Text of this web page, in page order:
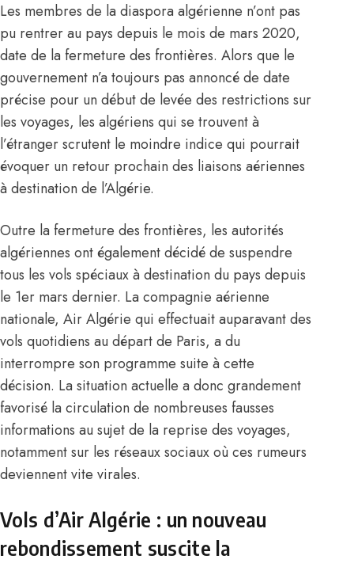
Les membres de la diaspora algérienne n’ont pas
pu rentrer au pays depuis le mois de mars 2020,
date de la fermeture des frontières. Alors que le
gouvernement n’a toujours pas annoncé de date
précise pour un début de levée des restrictions sur
les voyages, les algériens qui se trouvent à
l’étranger scrutent le moindre indice qui pourrait
évoquer un retour prochain des liaisons aériennes
à destination de l’Algérie.
Outre la fermeture des frontières, les autorités
algériennes ont également décidé de suspendre
tous les vols spéciaux à destination du pays depuis
le 1er mars dernier. La compagnie aérienne
nationale, Air Algérie qui effectuait auparavant des
vols quotidiens au départ de Paris, a du
interrompre son programme suite à cette
décision. La situation actuelle a donc grandement
favorisé la circulation de nombreuses fausses
informations au sujet de la reprise des voyages,
notamment sur les réseaux sociaux où ces rumeurs
deviennent vite virales.
Vols d’Air Algérie : un nouveau
rebondissement suscite la